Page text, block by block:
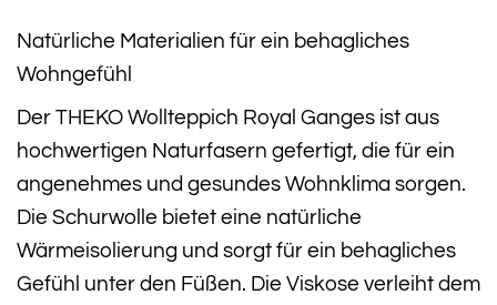
Natürliche Materialien für ein behagliches
Wohngefühl
Der THEKO Wollteppich Royal Ganges ist aus
hochwertigen Naturfasern gefertigt, die für ein
angenehmes und gesundes Wohnklima sorgen.
Die Schurwolle bietet eine natürliche
Wärmeisolierung und sorgt für ein behagliches
Gefühl unter den Füßen. Die Viskose verleiht dem